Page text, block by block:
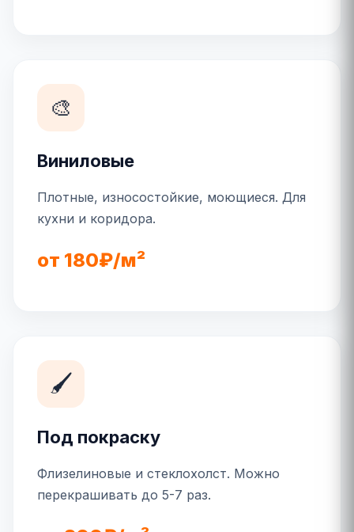
🎨
Виниловые
Плотные, износостойкие, моющиеся. Для
кухни и коридора.
от 180₽/м²
🖌️
Под покраску
Флизелиновые и стеклохолст. Можно
перекрашивать до 5-7 раз.